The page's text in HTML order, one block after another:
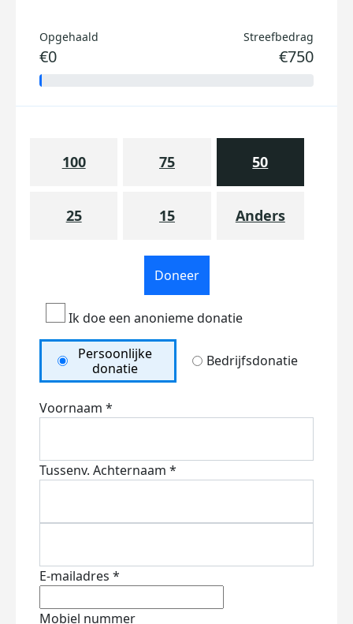
Opgehaald
€0
Streefbedrag
€750
100 75 50
25 15 Anders
Doneer
Ik doe een anonieme donatie
Persoonlijke
donatie
Bedrijfsdonatie
Voornaam *
Tussenv. Achternaam *
E-mailadres *
Mobiel nummer